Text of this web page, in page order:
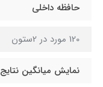
حافظه داخلی
120 مورد در 2ستون
نمایش میانگین نتایج